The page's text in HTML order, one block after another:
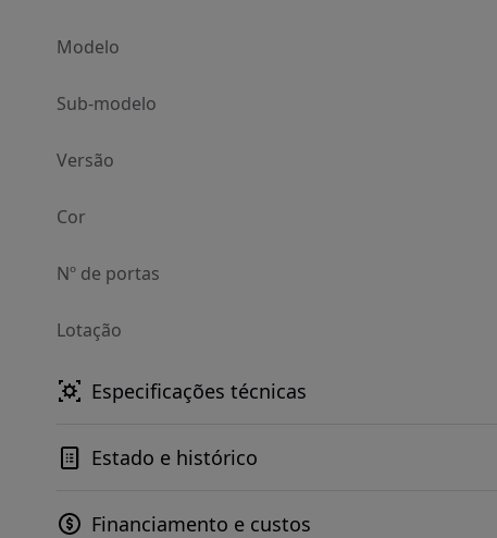
Modelo
Sub-modelo
Versão
Cor
Nº de portas
Lotação
Especificações técnicas
Estado e histórico
Financiamento e custos